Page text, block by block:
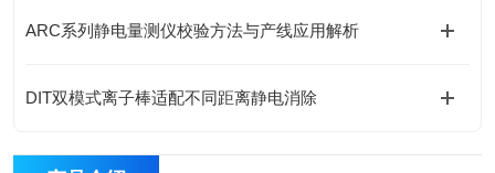
ARC系列静电量测仪校验方法与产线应用解析
DIT双模式离子棒适配不同距离静电消除